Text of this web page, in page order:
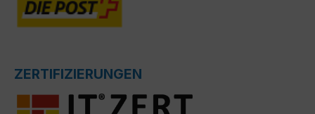
ZERTIFIZIERUNGEN